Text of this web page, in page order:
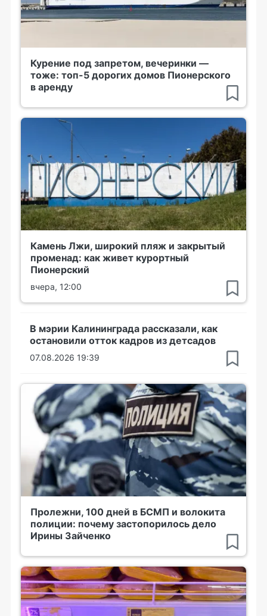
Курение под запретом, вечеринки —
тоже: топ-5 дорогих домов Пионерского
в аренду
Камень Лжи, широкий пляж и закрытый
променад: как живет курортный
Пионерский
вчера, 12:00
В мэрии Калининграда рассказали, как
остановили отток кадров из детсадов
07.08.2026 19:39
Пролежни, 100 дней в БСМП и волокита
полиции: почему застопорилось дело
Ирины Зайченко